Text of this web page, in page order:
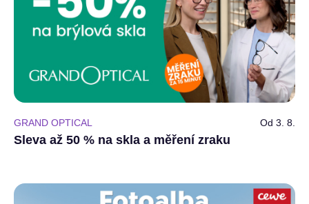
GRAND OPTICAL Od 3. 8.
Sleva až 50 % na skla a měření zraku